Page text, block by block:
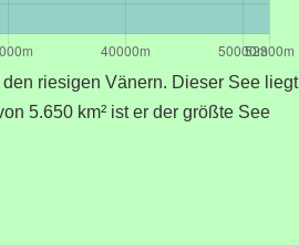
riesigen Vänern. Dieser See liegt
5.650 km² ist er der größte See